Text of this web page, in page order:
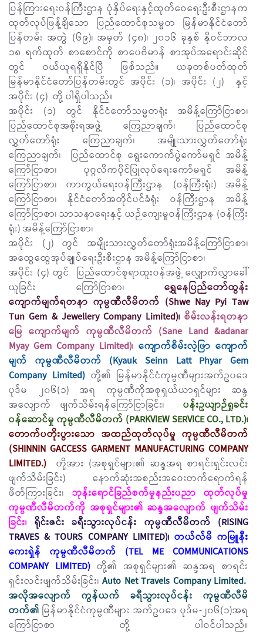
ပြန်ကြားရေးဝန်ကြီးဌာန ပုံနှိပ်ရေးနှင့်ထုတ်ဝေရေးဦးစီးဌာနက
ထုတ်လုပ်ဖြန့်ချိသော ပြည်ထောင်စုသမ္မတ မြန်မာနိုင်ငံတော်
ပြန်တမ်း အတွဲ (၆၉)၊ အမှတ် (၄၈)၊ ၂၀၁၆ ခုနှစ် နိုဝင်ဘာလ
၁၈ ရက်ထုတ် စာစောင်ကို စာပေဗိမာန် စာအုပ်အရောင်းဆိုင်
တွင် ဝယ်ယူရရှိနိုင်ပြီ ဖြစ်သည်။ ယခုတစ်ပတ်ထုတ်
မြန်မာနိုင်ငံတော်ပြန်တမ်းတွင် အပိုင်း (၁)၊ အပိုင်း (၂) နှင့်
အပိုင်း (၄) တို့ ပါရှိပါသည်။
အပိုင်း (၁) တွင် နိုင်ငံတော်သမ္မတရုံး အမိန့်ကြော်ငြာစာ၊
ပြည်ထောင်စုအစိုးရအဖွဲ့ ကြေညာချက်၊ ပြည်ထောင်စု
လွှတ်တော်ရုံး ကြေညာချက်၊ အမျိုးသားလွှတ်တော်ရုံး
ကြေညာချက်၊ ပြည်ထောင်စု ရွေးကောက်ပွဲကော်မရှင် အမိန့်
ကြော်ငြာစာ၊ ပုဂ္ဂလိကပိုင်ပြုလုပ်ရေးကော်မရှင် အမိန့်
ကြော်ငြာစာ၊ ကာကွယ်ရေးဝန်ကြီးဌာန (ဝန်ကြီးရုံး) အမိန့်
ကြော်ငြာစာ၊ နိုင်ငံတော်အတိုင်ပင်ခံရုံး ဝန်ကြီးဌာန အမိန့်
ကြော်ငြာစာ၊ သာသနာရေးနှင့် ယဉ်ကျေးမှုဝန်ကြီးဌာန (ဝန်ကြီး
ရုံး) အမိန့်ကြော်ငြာစာ၊
အပိုင်း (၂) တွင် အမျိုးသားလွှတ်တော်ရုံးအမိန့်ကြော်ငြာစာ၊
အထွေထွေအုပ်ချုပ်ရေးဦးစီးဌာန အမိန့်ကြော်ငြာစာ၊
အပိုင်း (၄) တွင် ပြည်ထောင်စုရာထူးဝန်အဖွဲ့ လျှောက်လွှာခေါ်
ယူခြင်း ကြော်ငြာစာ၊ ရွှေနေပြည်တော်ထွန်း
ကျောက်မျက်ရတနာ ကုမ္ပဏီလီမိတက် (Shwe Nay Pyi Taw
Tun Gem & Jewellery Company Limited)၊ စိမ်းလန်းရတနာ
မြေ ကျောက်မျက် ကုမ္ပဏီလီမိတက် (Sane Land &adanar
Myay Gem Company Limited)၊ ကျောက်စိမ်းလဲ့ဖြာ ကျောက်
မျက် ကုမ္ပဏီလီမိတက် (Kyauk Seinn Latt Phyar Gem
Company Limited) တို့၏ မြန်မာနိုင်ငံကုမ္ပဏီများအက်ဥပဒေ
ပုဒ်မ ၂၀၆(၁) အရ ကုမ္ပဏီကိုအစုရှယ်ယာရှင်များ ဆန္ဒ
အလျောက် ဖျက်သိမ်းရန်ကြော်ငြာခြင်း၊ ပန်းဥယျာဉ်ရှုခင်း
ဝန်ဆောင်မှု ကုမ္ပဏီလီမိတက် (PARKVIEW SERVICE CO., LTD.)၊
တောက်ပတိုးပွားသော အထည်ထုတ်လုပ်မှု ကုမ္ပဏီလီမိတက်
(SHINNIN GACCESS GARMENT MANUFACTURING COMPANY
LIMITED.) တို့အား (အစုရှင်များ၏ ဆန္ဒအရ စာရင်းရှင်းလင်း
ဖျက်သိမ်းခြင်း) နောက်ဆုံးအစည်းအဝေးတက်ရောက်ရန်
ဖိတ်ကြားခြင်း၊ ဘုန်းရောင်ခြည်စက်မှုနည်းပညာ ထုတ်လုပ်မှု
ကုမ္ပဏီလီမိတက်ကို အစုရှင်များ၏ ဆန္ဒအလျောက် ဖျက်သိမ်း
ခြင်း၊ ရိုင်းဇင်း ခရီးသွားလုပ်ငန်း ကုမ္ပဏီလီမိတက် (RISING
TRAVES & TOURS COMPANY LIMITED)၊ တယ်လ်မိ ကမြူနီး
ကေးရှဲန် ကုမ္ပဏီလီမိတက် (TEL ME COMMUNICATIONS
COMPANY LIMITED)တို့၏ အစုရှင်များ၏ ဆန္ဒအရ စာရင်း
ရှင်းလင်းဖျက်သိမ်းခြင်း၊Auto Net Travels Company Limited.
အလိုအလျောက် ကွန်ယက် ခရီသွားလုပ်ငန်း ကုမ္ပဏီလီမိ
တက်၏ မြန်မာနိုင်ငံကုမ္ပဏီများ အက်ဥပဒေ ပုဒ်မ-၂၀၆(၁)အရ
ကြော်ငြာစာ တို့ ပါဝင်ပါသည်။